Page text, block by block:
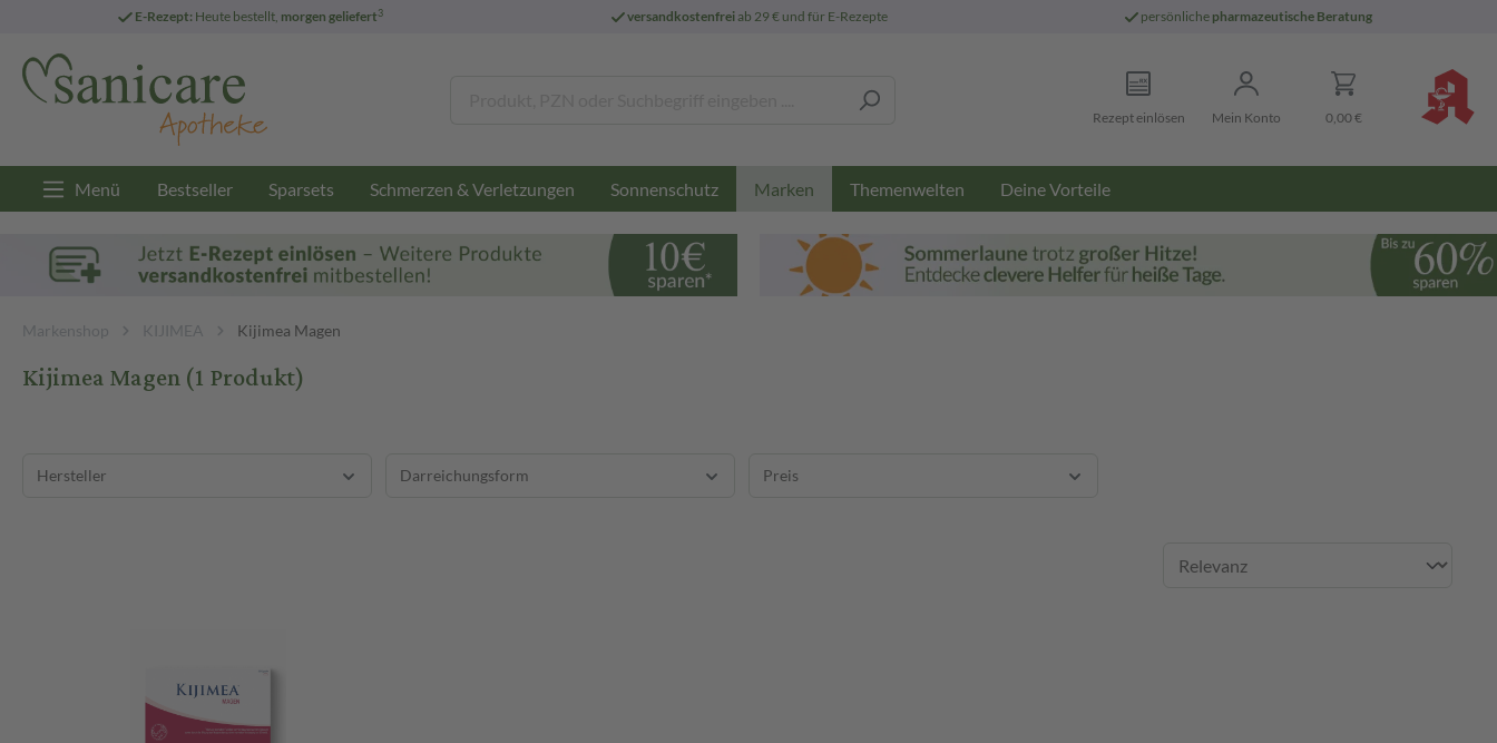
E-Rezept: Heute bestellt, morgen geliefert3 versandkostenfreiab 29 € und für E-Rezepte persönliche pharmazeutische Beratung
Rezept einlösen Mein Konto 0,00 €
Menü Bestseller Sparsets Schmerzen & Verletzungen Sonnenschutz Marken Themenwelten Deine Vorteile
Markenshop KIJIMEA Kijimea Magen
Kijimea Magen(1 Produkt)
Hersteller Darreichungsform Preis